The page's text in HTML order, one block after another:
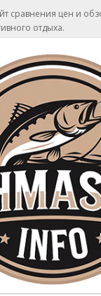
сравнения цен и
отдыха.